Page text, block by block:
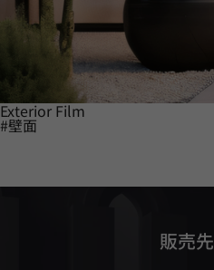
Exterior Film
#壁面
販売先